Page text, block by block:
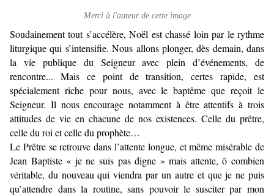
Merci à l'auteur de cette image
Soudainement tout s’accélère, Noël est chassé loin par le rythme
liturgique qui s’intensifie. Nous allons plonger, dès demain, dans
la vie publique du Seigneur avec plein d’événements, de
rencontre... Mais ce point de transition, certes rapide, est
spécialement riche pour nous, avec le baptême que reçoit le
Seigneur. Il nous encourage notamment à être attentifs à trois
attitudes de vie en chacune de nos existences. Celle du prêtre,
celle du roi et celle du prophète…
Le Prêtre se retrouve dans l’attente longue, et même misérable de
Jean Baptiste « je ne suis pas digne » mais attente, ô combien
véritable, du nouveau qui viendra par un autre et que je ne puis
qu’attendre dans la routine, sans pouvoir le susciter par mon